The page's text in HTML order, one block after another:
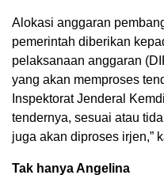
Alokasi anggaran
pemerintah diberikan
pelaksanaan anggaran
yang akan memproses
Inspektorat Jenderal
tendernya, sesuai atau
juga akan diproses irjen,”
Tak hanya Angelina